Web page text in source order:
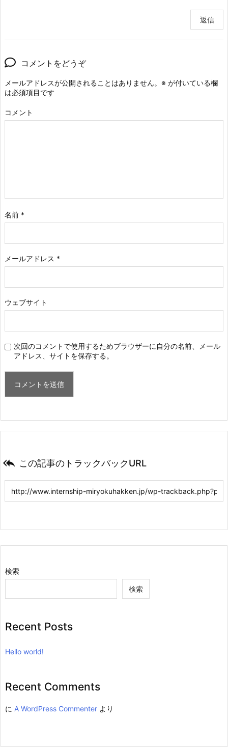
返信
コメントをどうぞ
メールアドレスが公開されることはありません。 ※ が付いている欄
は必須項目です
コメント
名前 *
メールアドレス *
ウェブサイト
次回のコメントで使用するためブラウザーに自分の名前、メール
アドレス、サイトを保存する。
 この記事のトラックバックURL
検索
検索
Recent Posts
Hello world!
Recent Comments
に A WordPress Commenter より